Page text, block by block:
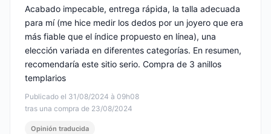
Publicado el 31/08/2024 à 09h08
tras una compra de 23/08/2024
Acabado impecable, entrega rápida, la talla adecuada
para mí (me hice medir los dedos por un joyero que era
más fiable que el índice propuesto en línea), una
elección variada en diferentes categorías. En resumen,
recomendaría este sitio serio. Compra de 3 anillos
templarios
Opinión traducida